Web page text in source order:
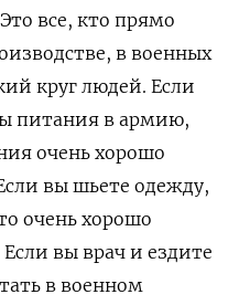
все, кто прямо
в военных
круг людей. Если
питания в армию,
очень хорошо
вы шьете одежду,
очень хорошо
вы врач и ездите
в военном